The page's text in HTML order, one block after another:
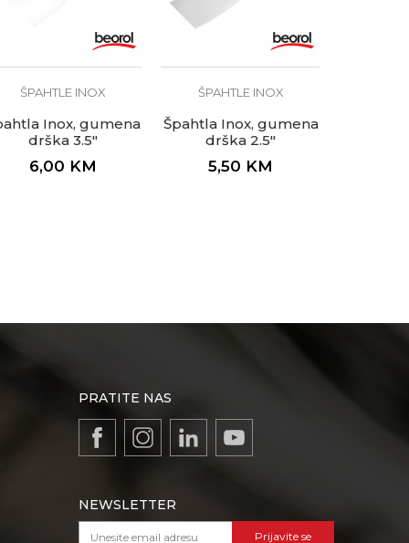
ŠPAHTLE INOX
Inox, gumena
drška 3.5"
6,00 KM
ŠPAHTLE INOX
Špahtla Inox, gumena
drška 2.5"
5,50 KM
PRATITE NAS
NEWSLETTER
Prijavite se